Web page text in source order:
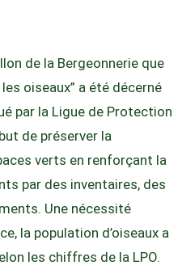
de la Bergeonnerie que
oiseaux” a été décerné
par la Ligue de Protection
de préserver la
verts en renforçant la
par des inventaires, des
Une nécessité
la population d’oiseaux a
les chiffres de la LPO.